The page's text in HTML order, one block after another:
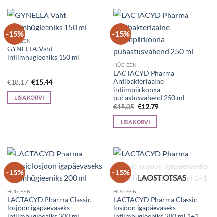
-15%
HÜGIEEN
GYNELLA Vaht
intiimhügieeniks 150 ml
€18,17 Algne
hind
oli:
€18,17.
€15,44Current
LISA KORVI
-15%
HÜGIEEN
LACTACYD Pharma
Antibakteriaalne
intiimpiirkonna
puhastusvahend 250 ml
€15,05 Algne
hind
oli:
€15,05.
€12,79Current
LISA KORVI
-15%
HÜGIEEN
LACTACYD Pharma Classic
losjoon igapäevaseks
-15%
LAOST OTSAS
HÜGIEEN
LACTACYD Pharma Classic
losjoon igapäevaseks